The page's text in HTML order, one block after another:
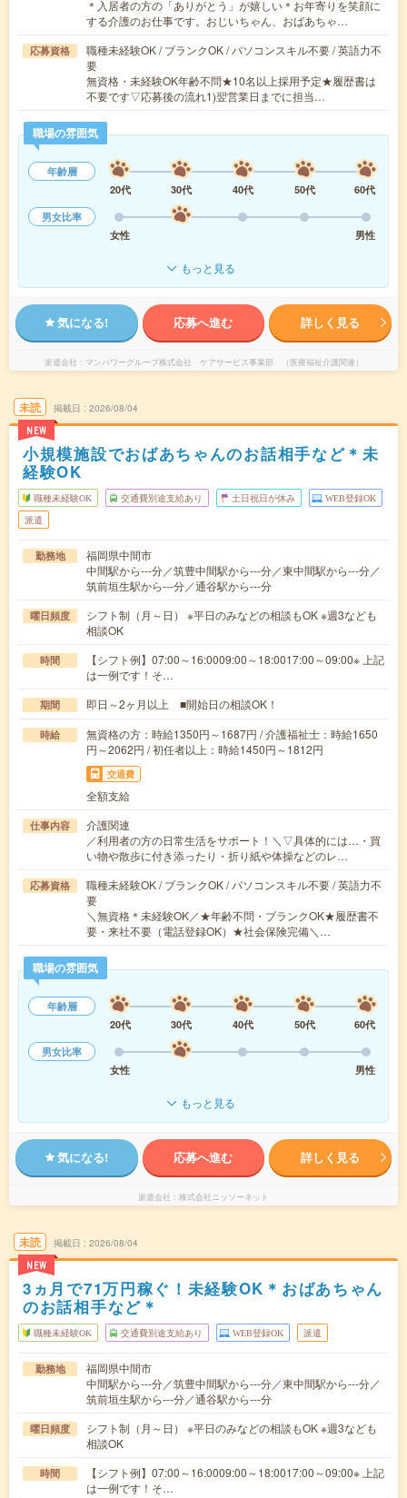
＊入居者の方の「ありがとう」が嬉しい＊お年寄りを笑顔に
する介護のお仕事です。おじいちゃん、おばあちゃ…
応募資格
職種未経験OK / ブランクOK / パソコンスキル不要 / 英語力不
要
無資格・未経験OK年齢不問★10名以上採用予定★履歴書は
不要です▽応募後の流れ1)翌営業日までに担当…
職場の雰囲気
年齢層
20代
30代 40代 50代
60代
男女比率
女性
男性
もっと見る
気になる! 応募へ進む 詳しく見る
派遣会社 マンパワーグループ株式会社 ケアサービス事業部 （医療福祉介護関連）
未読
NEW
掲載日 2026/08/04
小規模施設でおばあちゃんのお話相手など＊未
経験OK
職種未経験OK 交通費別途支給あり 土日祝日が休み WEB登録OK
派遣
勤務地
福岡県中間市
中間駅から---分／筑豊中間駅から---分／東中間駅から---分／
筑前垣生駅から---分／通谷駅から---分
曜日頻度
シフト制（月～日） ※平日のみなどの相談もOK ※週3なども
相談OK
時間
【シフト例】07:00～16:0009:00～18:0017:00～09:00※ 上記
は一例です！そ…
期間 即日～2ヶ月以上 ■開始日の相談OK！
時給
無資格の方：時給1350円～1687円 / 介護福祉士：時給1650
円～2062円 / 初任者以上：時給1450円～1812円
交通費
全額支給
仕事内容
介護関連
／利用者の方の日常生活をサポート！＼▽具体的には…・買
い物や散歩に付き添ったり・折り紙や体操などのレ…
応募資格
職種未経験OK / ブランクOK / パソコンスキル不要 / 英語力不
要
＼無資格＊未経験OK／★年齢不問・ブランクOK★履歴書不
要・来社不要（電話登録OK）★社会保険完備＼…
職場の雰囲気
年齢層
20代
30代 40代 50代
60代
男女比率
女性
男性
もっと見る
気になる! 応募へ進む 詳しく見る
派遣会社 株式会社ニッソーネット
未読
NEW
掲載日 2026/08/04
3ヵ月で71万円稼ぐ！未経験OK＊おばあちゃん
のお話相手など＊
職種未経験OK 交通費別途支給あり WEB登録OK 派遣
勤務地
福岡県中間市
中間駅から---分／筑豊中間駅から---分／東中間駅から---分／
筑前垣生駅から---分／通谷駅から---分
曜日頻度
シフト制（月～日） ※平日のみなどの相談もOK ※週3なども
相談OK
時間
【シフト例】07:00～16:0009:00～18:0017:00～09:00※ 上記
は一例です！そ…